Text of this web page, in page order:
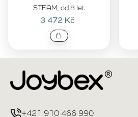
STEAM, od 8 let
3 472 Kč
+421 910 466 990